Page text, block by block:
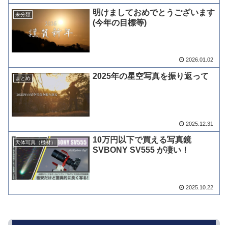
未分類
明けましておめでとうございます
(今年の目標等)
2026.01.02
まとめ 2025年の星空写真を振り返って
2025.12.31
天体写真（機材）
10万円以下で買える写真鏡
SVBONY SV555 が凄い！
2025.10.22